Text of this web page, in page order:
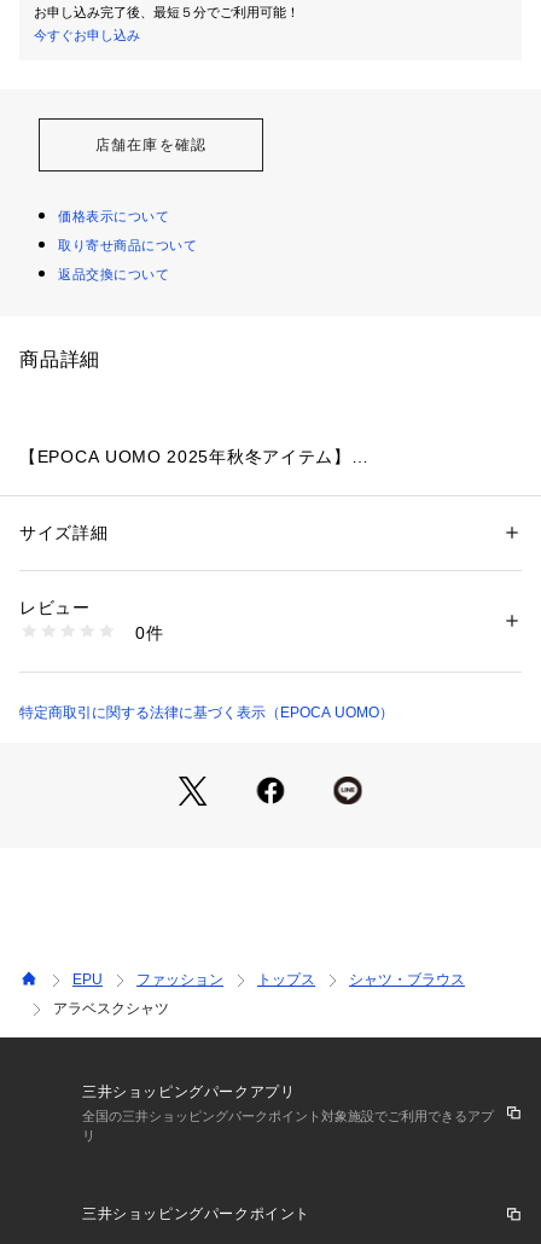
お申し込み完了後、最短５分でご利用可能！
今すぐお申し込み
店舗在庫を確認
価格表示について
取り寄せ商品について
返品交換について
商品詳細
【EPOCA UOMO 2025年秋冬アイテム】
用。
に仕上げた拘りの一着。
羽織りとしてはもちろん、ジャケットのインナー使いも◎オ
ン・オフ問わず活躍する秋のマストアイテム。
性別：メンズ
素材：ポリエステル62% 綿38%
商品番号：
M1M14642-- （ショップ）
サイズ詳細
レビュー
0件
特定商取引に関する法律に基づく表示（EPOCA UOMO）
EPU ファッション トップス
シャツ・ブラウス
アラベスクシャツ
三井ショッピングパークアプリ
全国の三井ショッピングパークポイント対象施設でご利用できるアプ
リ
三井ショッピングパークポイント